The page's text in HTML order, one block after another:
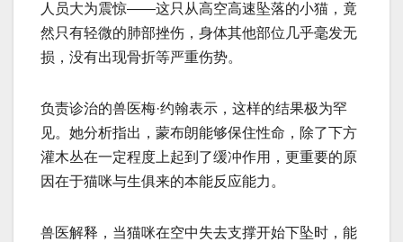
人员大为震惊——这只从高空高速坠落的小猫，竟
然只有轻微的肺部挫伤，身体其他部位几乎毫发无
损，没有出现骨折等严重伤势。
负责诊治的兽医梅·约翰表示，这样的结果极为罕
见。她分析指出，蒙布朗能够保住性命，除了下方
灌木丛在一定程度上起到了缓冲作用，更重要的原
因在于猫咪与生俱来的本能反应能力。
兽医解释，当猫咪在空中失去支撑开始下坠时，能